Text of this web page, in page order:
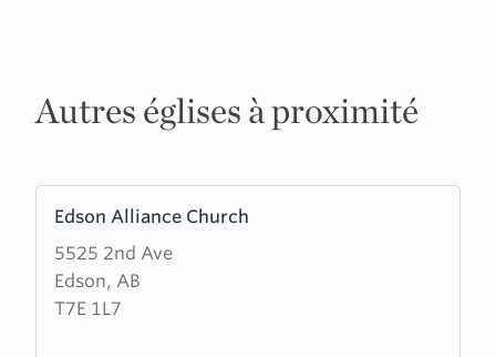
Autres églises à proximité
Edson Alliance Church
5525 2nd Ave
Edson, AB
T7E 1L7
more
about
Edson
Alliance